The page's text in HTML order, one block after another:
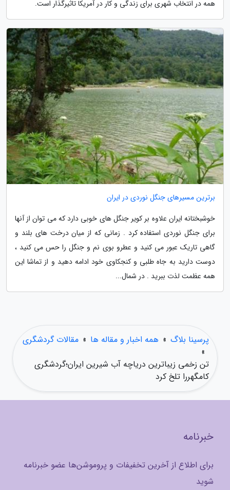
همه در انتخاب شهری برای زندگی و کار در آمریکا تاثیرگذار است.
برترین مسیرهای جنگل نوردی در ایران
خوشبختانه ایران علاوه بر کویر جنگل های خوبی دارد که می توان از آنها
برای جنگل نوردی استفاده کرد . زمانی که از میان درخت های بلند و
گاهی تاریک عبور می کنید و عطرو بوی نم و جنگل را حس می کنید ،
دوست دارید به جاه طلبی و کنجکاوی خود ادامه دهید و از تماشا این
همه عظمت لذت ببرید . در شمال...
پرسینا بلاگ » همه اخبار و مقاله ها » مقالات گردشگری
»
تن زخمی زیباترین دریاچه آب شیرین ایران؛گردشگری
کامگهررا تلخ کرد
خبرنامه
برای اطلاع از آخرین تخفیفات و پروموشن‌ها عضو خبرنامه
شوید